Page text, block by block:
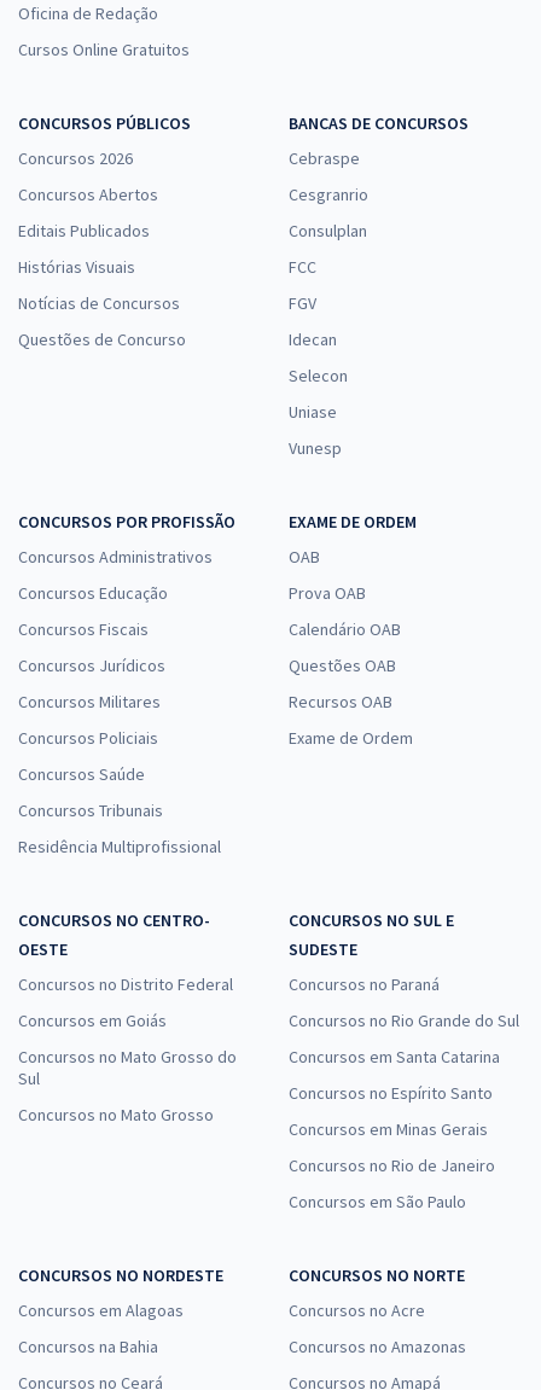
Oficina de Redação
Cursos Online Gratuitos
CONCURSOS PÚBLICOS
Concursos 2026
Concursos Abertos
Editais Publicados
Histórias Visuais
Notícias de Concursos
Questões de Concurso
BANCAS DE CONCURSOS
Cebraspe
Cesgranrio
Consulplan
FCC
FGV
Idecan
Selecon
Uniase
Vunesp
CONCURSOS POR PROFISSÃO
Concursos Administrativos
Concursos Educação
Concursos Fiscais
Concursos Jurídicos
Concursos Militares
Concursos Policiais
Concursos Saúde
Concursos Tribunais
Residência Multiprofissional
EXAME DE ORDEM
OAB
Prova OAB
Calendário OAB
Questões OAB
Recursos OAB
Exame de Ordem
CONCURSOS NO CENTRO-
OESTE
Concursos no Distrito Federal
Concursos em Goiás
Concursos no Mato Grosso do
Sul
Concursos no Mato Grosso
CONCURSOS NO SUL E
SUDESTE
Concursos no Paraná
Concursos no Rio Grande do Sul
Concursos em Santa Catarina
Concursos no Espírito Santo
Concursos em Minas Gerais
Concursos no Rio de Janeiro
Concursos em São Paulo
CONCURSOS NO NORDESTE
Concursos em Alagoas
Concursos na Bahia
Concursos no Ceará
CONCURSOS NO NORTE
Concursos no Acre
Concursos no Amazonas
Concursos no Amapá